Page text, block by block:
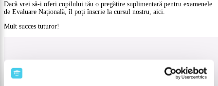
Dacă vrei să-i oferi copilului tău o pregătire suplimentară pentru examenele
de Evaluare Națională, îl poți înscrie la cursul nostru, aici.
Mult succes tuturor!